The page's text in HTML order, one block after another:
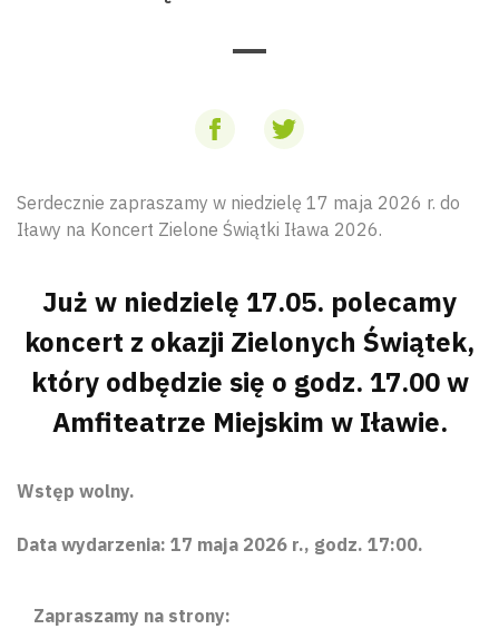
Serdecznie zapraszamy w niedzielę 17 maja 2026 r. do
Iławy na Koncert Zielone Świątki Iława 2026.
Już w niedzielę 17.05. polecamy
koncert z okazji Zielonych Świątek,
który odbędzie się o godz. 17.00 w
Amfiteatrze Miejskim w Iławie.
Wstęp wolny.
Data wydarzenia: 17 maja 2026 r., godz. 17:00.
Zapraszamy na strony: